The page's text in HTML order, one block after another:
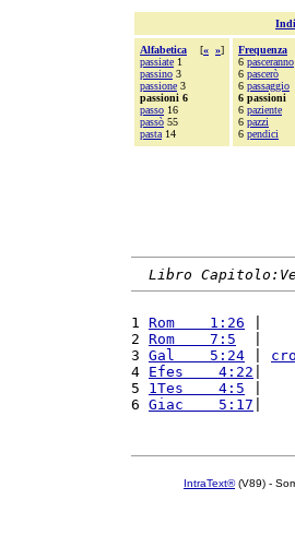
Alfabetica [« »]
passiate 1
passino 3
passione 3
passioni 6
passo 16
passò 55
pasta 14
Frequenza
6 pasceranno
6 pascerò
6 passaggio
6 passioni
6 paziente
6 pazzi
6 pendici
Libro
1 Rom    1:26
2 Rom    7:5
|
3 Gal    5:24
4 Efes    4:22 |
5 1Tes    4:5 |
6 Giac    5:17
IntraText®(V89) -